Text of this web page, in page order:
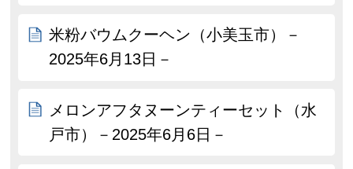
米粉バウムクーヘン（小美玉市）－
2025年6月13日－
メロンアフタヌーンティーセット（水
戸市）－2025年6月6日－